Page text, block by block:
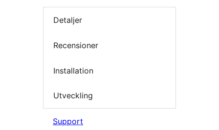
Detaljer
Recensioner
Installation
Utveckling
Support